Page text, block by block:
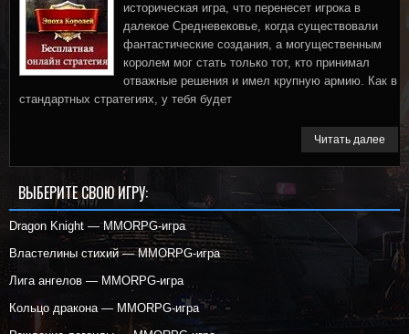
историческая игра, что перенесет игрока в
далекое Средневековье, когда существовали
фантастические создания, а могущественным
королем мог стать только тот, кто принимал
отважные решения и имел крупную армию. Как в
стандартных стратегиях, у тебя будет
Читать далее
ВЫБЕРИТЕ СВОЮ ИГРУ:
Dragon Knight — MMORPG-игра
Властелины стихий — MMORPG-игра
Лига ангелов — MMORPG-игра
Кольцо дракона — MMORPG-игра